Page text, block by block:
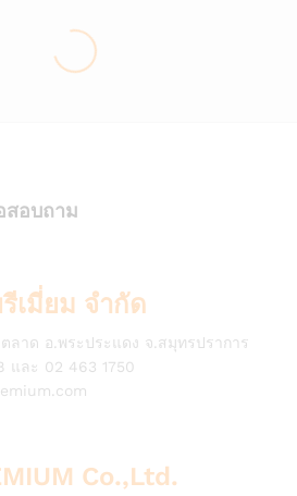
อบถาม
เมี่ยม จำกัด
ลาด อ.พระประแดง จ.สมุทรปราการ
และ 02 463 1750
Co.,Ltd.